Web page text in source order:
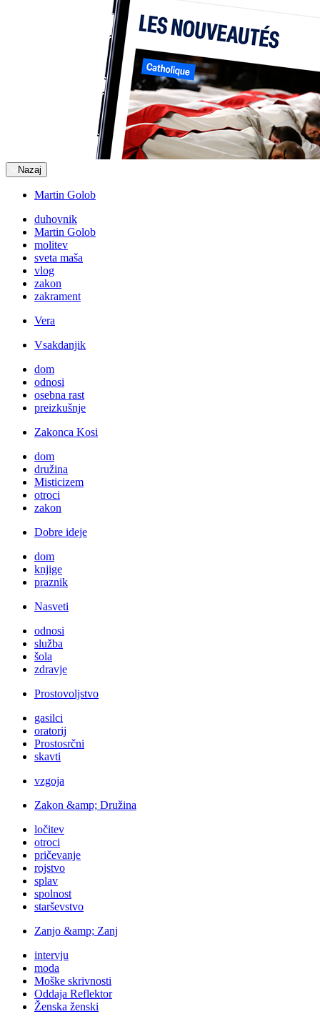
Nazaj
Martin Golob
duhovnik
Martin Golob
molitev
sveta maša
vlog
zakon
zakrament
Vera
Vsakdanjik
dom
odnosi
osebna rast
preizkušnje
Zakonca Kosi
dom
družina
Misticizem
otroci
zakon
Dobre ideje
dom
knjige
praznik
Nasveti
odnosi
služba
šola
zdravje
Prostovoljstvo
gasilci
oratorij
Prostosrčni
skavti
vzgoja
Zakon &amp; Družina
ločitev
otroci
pričevanje
rojstvo
splav
spolnost
starševstvo
Zanjo &amp; Zanj
intervju
moda
Moške skrivnosti
Oddaja Reflektor
Ženska ženski